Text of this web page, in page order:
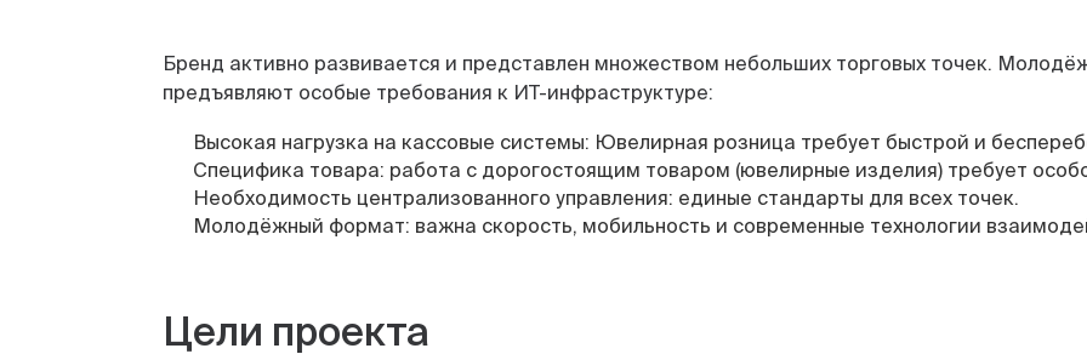
Бренд активно развивается и представлен множеством небольших торговых точек.
предъявляют особые требования к ИТ-инфраструктуре:
Высокая нагрузка на кассовые системы: Ювелирная розница требует быстрой и
Специфика товара: работа с дорогостоящим товаром (ювелирные изделия) требует
Необходимость централизованного управления: единые стандарты для всех точек.
Молодёжный формат: важна скорость, мобильность и современные технологии
Цели проекта